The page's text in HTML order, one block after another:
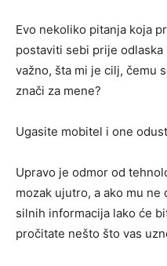
Evo nekoliko pitanja koja
postaviti sebi prije odlaska
važno, šta mi je cilj, čemu
znači za mene?
Ugasite mobitel i one
Upravo je odmor od
mozak ujutro, a ako mu
silnih informacija lako će
pročitate nešto što vas